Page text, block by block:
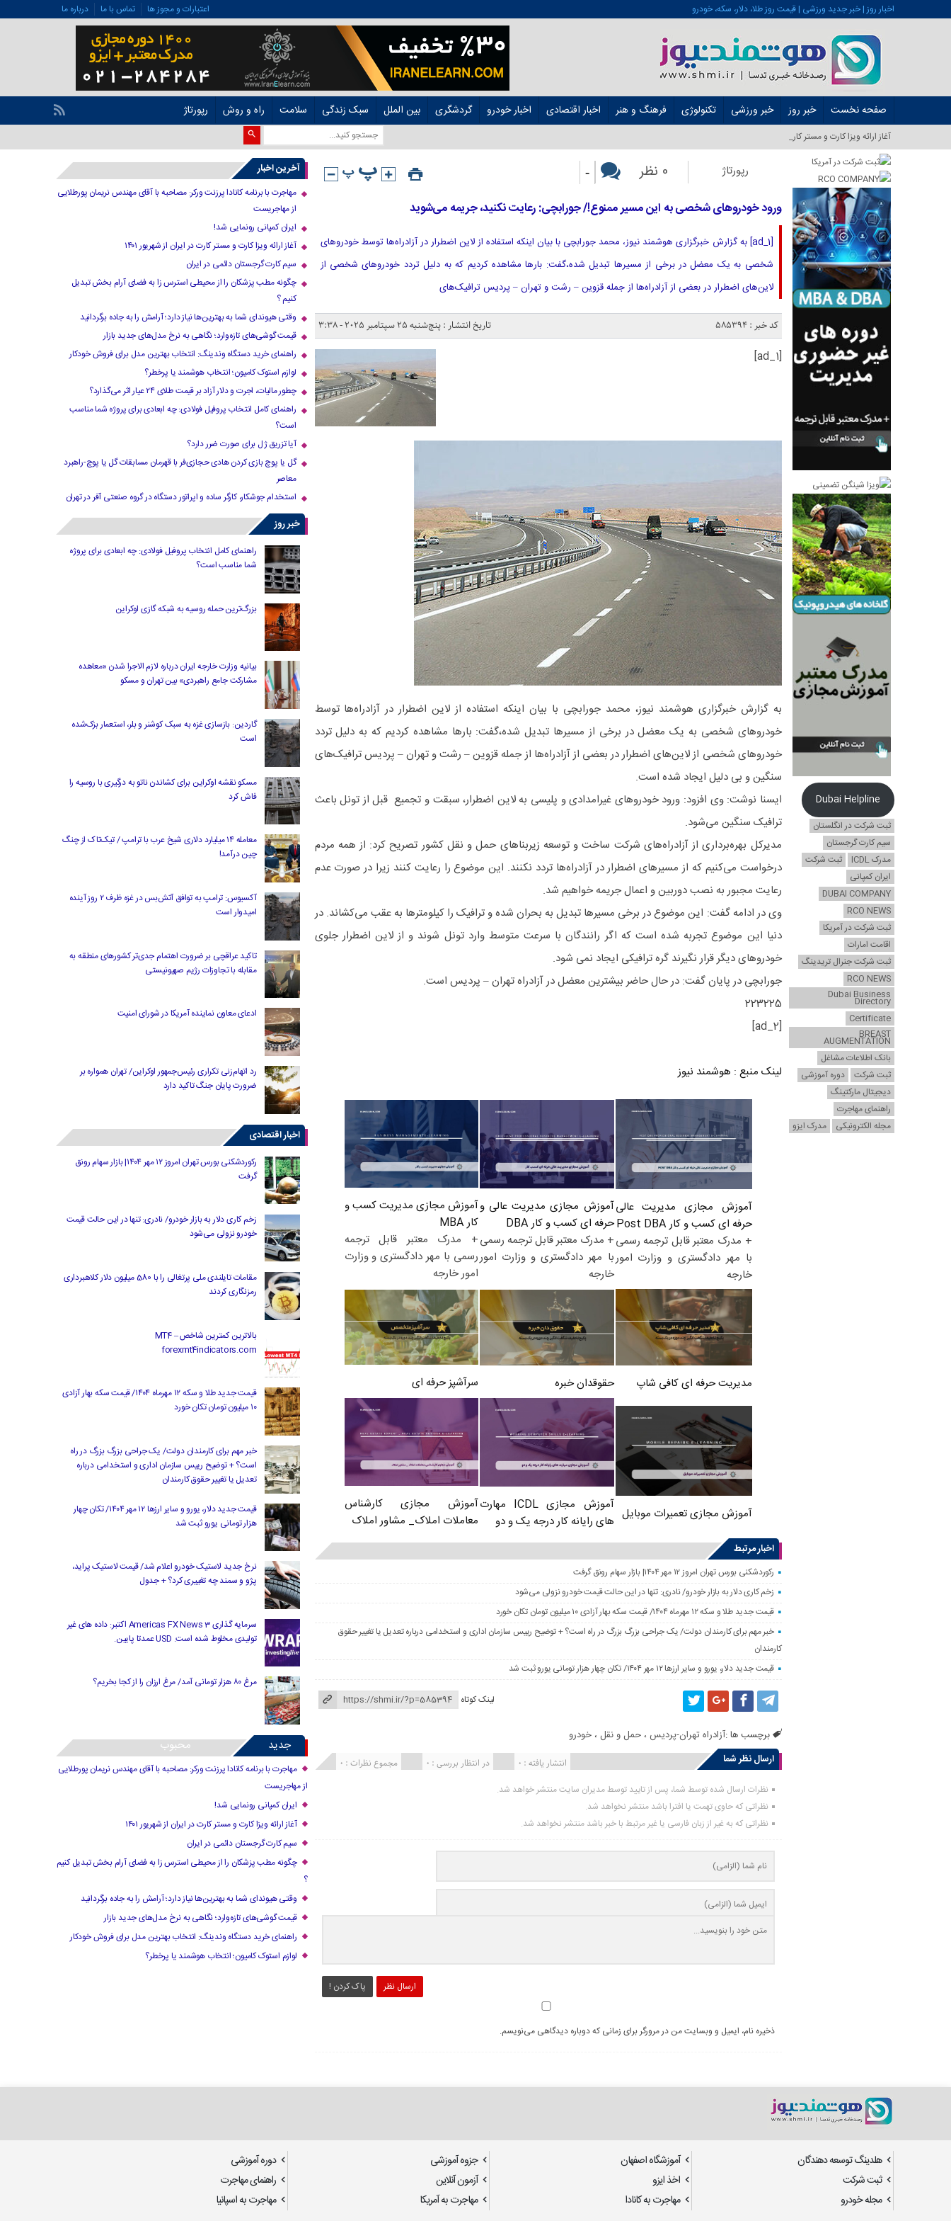
اخبار روز | خبر جدید ورزشی | قیمت روز طلا، دلار، سکه، خودرو اعتبارات و مجوز ها تماس با ما درباره ما
صفحه نخست خبر روز خبر ورزشی تکنولوژی فرهنگ و هنر اخبار اقتصادی اخبار خودرو گردشگری بین الملل سبک زندگی سلامت راه و روش رپورتاژ
آغاز ارائه ویزا کارت و مستر کارت در ایران_
رپورتاژ 0 نظر -
ورود خودروهای شخصی به این مسیر ممنوع!/ جورابچی: رعایت نکنید، جریمه می‌شوید
[ad_1] به گزارش خبرگزاری هوشمند نیوز، محمد جورابچی با بیان اینکه استفاده از لاین اضطرار در آزادراه‌ها توسط خودروهای
شخصی به یک معضل در برخی از مسیرها تبدیل شده،‌گفت: بارها مشاهده کردیم که به دلیل تردد خودروهای شخصی از
لاین‌های اضطرار در بعضی از آزادراه‌ها از جمله قزوین – رشت و تهران – پردیس ترافیک‌های
کد خبر : 585394 تاریخ انتشار : پنج‌شنبه 25 سپتامبر 2025 - 3:38
[ad_1]
به گزارش خبرگزاری هوشمند نیوز، محمد جورابچی با بیان اینکه استفاده از لاین اضطرار در آزادراه‌ها توسط
خودروهای شخصی به یک معضل در برخی از مسیرها تبدیل شده،‌گفت: بارها مشاهده کردیم که به دلیل تردد
خودروهای شخصی از لاین‌های اضطرار در بعضی از آزادراه‌ها از جمله قزوین – رشت و تهران – پردیس ترافیک‌های
سنگین و بی دلیل ایجاد شده است.
ایسنا نوشت: وی افزود: ورود خودروهای غیرامدادی و پلیسی به لاین اضطرار، سبقت و تجمیع قبل از تونل باعث
ترافیک سنگین می‌شود.
مدیرکل بهره‌برداری از آزادراه‌های شرکت ساخت و توسعه زیربناهای حمل و نقل کشور تصریح کرد: از همه مردم
درخواست می‌کنیم که از مسیرهای اضطرار در آزادراه‌ها تردد نکنند. این موضوع را رعایت کنند زیرا در صورت عدم
رعایت مجبور به نصب دوربین و اعمال جریمه خواهیم شد.
وی در ادامه گفت: این موضوع در برخی مسیرها تبدیل به بحران شده و ترافیک را کیلومترها به عقب می‌کشاند. در
دنیا این موضوع تجربه شده است که اگر رانندگان با سرعت متوسط وارد تونل شوند و از لاین اضطرار جلوی
خودروهای دیگر قرار نگیرند گره ترافیکی ایجاد نمی شود.
جورابچی در پایان گفت: در حال حاضر بیشترین معضل در آزادراه تهران – پردیس است.
223225
[ad_2]
لینک منبع : هوشمند نیوز
آموزش مجازی مدیریت عالی
حرفه ای کسب و کار Post DBA
+ مدرک معتبر قابل ترجمه رسمی
با مهر دادگستری و وزارت امور
خارجه
آموزش مجازی مدیریت عالی و
حرفه ای کسب و کار DBA
+ مدرک معتبر قابل ترجمه رسمی
با مهر دادگستری و وزارت امور
خارجه
آموزش مجازی مدیریت کسب و
کار MBA
+ مدرک معتبر قابل ترجمه
رسمی با مهر دادگستری و وزارت
امور خارجه
مدیریت حرفه ای کافی شاپ حقوقدان خبره سرآشپز حرفه ای
آموزش مجازی تعمیرات موبایل
آموزش مجازی ICDL مهارت
های رایانه کار درجه یک و دو
آموزش مجازی کارشناس
معاملات املاک_ مشاور املاک
اخبار مرتبط
رکوردشکنی بورس تهران امروز ۱۲ مهر ۱۴۰۴| بازار سهام رونق گرفت
زخم کاری دلار به بازار خودرو/ نادری: تنها در این حالت قیمت خودرو نزولی می‌شود
قیمت جدید طلا و سکه ۱۲ مهرماه ۱۴۰۴/ قیمت سکه بهار آزادی ۱۰ میلیون تومان تکان خورد
خبر مهم برای کارمندان دولت/ یک جراحی بزرگ بزرگ در راه است؟ + توضیح رییس سازمان اداری و استخدامی درباره تعدیل یا تغییر حقوق
کارمندان
قیمت جدید دلار، یورو و سایر ارزها ۱۲ مهر ۱۴۰۴/ تکان چهار هزار تومانی یورو ثبت شد
لینک کوتاه
برچسب ها :آزادراه تهران-پردیس ،حمل و نقل ،خودرو
ارسال نظر شما
مجموع نظرات : 0 در انتظار بررسی : 0 انتشار یافته : 0
نظرات ارسال شده توسط شما، پس از تایید توسط مدیران سایت منتشر خواهد شد.
نظراتی که حاوی تهمت یا افترا باشد منتشر نخواهد شد.
نظراتی که به غیر از زبان فارسی یا غیر مرتبط با خبر باشد منتشر نخواهد شد.
ارسال نظر پاک کردن !
ذخیره نام، ایمیل و وبسایت من در مرورگر برای زمانی که دوباره دیدگاهی می‌نویسم.
Dubai Helpline
ثبت شرکت در انگلستان
سیم کارت گرجستان
مدرک ICDL
ثبت شرکت
ایران کمپانی
DUBAI COMPANY
RCO NEWS
ثبت شرکت در آمریکا
اقامت امارات
ثبت شرکت جنرال تریدینگ
RCO NEWS
Dubai Business
Directory
Certificate
BREAST
AUGMENTATION
بانک اطلاعات مشاغل
ثبت شرکت
دوره آموزشی
دیجیتال مارکتینگ
راهنمای مهاجرت
مجله الکترونیکی
مدرک ایزو
آخرین اخبار
مهاجرت با برنامه کانادا پرزنت ورکر: مصاحبه با آقای مهندس نریمان پورطلایی
از مهاجریست
ایران کمپانی رونمایی شد!
آغاز ارائه ویزا کارت و مستر کارت در ایران از شهریور ۱۴۰۱
سیم کارت گرجستان دائمی در ایران
چگونه مطب پزشکان را از محیطی استرس زا به فضای آرام بخش تبدیل
کنیم ؟
وقتی هیوندای شما به بهترین‌ها نیاز دارد؛ آرامش را به جاده برگردانید
قیمت گوشی‌های تازه‌وارد؛ نگاهی به نرخ مدل‌های جدید بازار
راهنمای خرید دستگاه وندینگ: انتخاب بهترین مدل برای فروش خودکار
لوازم استوک کامیون؛ انتخاب هوشمند یا پرخطر؟
چطور مالیات، اجرت و دلار آزاد بر قیمت طلای ۲۴ عیار اثر می‌گذارد؟
راهنمای کامل انتخاب پروفیل فولادی: چه ابعادی برای پروژه شما مناسب
است؟
آیا تزریق ژل برای صورت ضرر دارد​؟
گل یا پوچ بازی کردن هادی حجازی‌فر با قهرمان مسابقات گل یا پوچ-راهبرد
معاصر
استخدام جوشکار، کارگر ساده و اپراتور دستگاه در گروه صنعتی آفر در تهران
خبر روز
راهنمای کامل انتخاب پروفیل فولادی: چه ابعادی برای پروژه
شما مناسب است؟
بزرگ‌ترین حمله روسیه به شبکه گازی اوکراین
بیانیه وزارت خارجه ایران درباره لازم‌ الاجرا شدن «معاهده
مشارکت جامع راهبردی» بین تهران و مسکو
گاردین: بازسازی غزه به سبک کوشنر و بلر، استعمار بزک‌شده
است
مسکو نقشه اوکراین برای کشاندن ناتو به درگیری با روسیه را
فاش کرد
معامله ۱۴ میلیارد دلاری شیخ عرب با ترامپ / تیک‌تاک از چنگ
چین درآمد!
آکسیوس: ترامپ به توافق آتش‌بس در غزه ظرف ۲ روز آینده
امیدوار است
تاکید عراقچی بر ضرورت اهتمام جدی‌تر کشورهای منطقه به
مقابله با تجاوزات رژیم صهیونیستی
ادعای معاون نماینده آمریکا در شورای امنیت
رد اتهام‌زنی تکراری رئیس‌جمهور اوکراین/ تهران همواره بر
ضرورت پایان جنگ تاکید دارد
اخبار اقتصادی
رکوردشکنی بورس تهران امروز ۱۲ مهر ۱۴۰۴| بازار سهام رونق
گرفت
زخم کاری دلار به بازار خودرو/ نادری: تنها در این حالت قیمت
خودرو نزولی می‌شود
مقامات تایلندی ملی پرتغالی را با 580 میلیون دلار کلاهبرداری
رمزنگاری کردند
بالاترین کمترین شاخص MT4 –
forexmt4indicators.com
قیمت جدید طلا و سکه ۱۲ مهرماه ۱۴۰۴/ قیمت سکه بهار آزادی
۱۰ میلیون تومان تکان خورد
خبر مهم برای کارمندان دولت/ یک جراحی بزرگ بزرگ در راه
است؟ + توضیح رییس سازمان اداری و استخدامی درباره
تعدیل یا تغییر حقوق کارمندان
قیمت جدید دلار، یورو و سایر ارزها ۱۲ مهر ۱۴۰۴/ تکان چهار
هزار تومانی یورو ثبت شد
نرخ جدید لاستیک خودرو اعلام شد/ قیمت لاستیک پراید،
پژو و سمند چه تغییری کرد؟ + جدول
سرمایه گذاری Americas FX News 3 اکتبر: داده های غیر
تولیدی مخلوط شده است. USD عمدتا پایین.
مرغ ۸۰ هزار تومانی آمد/ مرغ ارزان را از کجا بخریم؟
جدید محبوب
مهاجرت با برنامه کانادا پرزنت ورکر: مصاحبه با آقای مهندس نریمان پورطلایی
از مهاجریست
ایران کمپانی رونمایی شد!
آغاز ارائه ویزا کارت و مستر کارت در ایران از شهریور ۱۴۰۱
سیم کارت گرجستان دائمی در ایران
چگونه مطب پزشکان را از محیطی استرس زا به فضای آرام بخش تبدیل کنیم
؟
وقتی هیوندای شما به بهترین‌ها نیاز دارد؛ آرامش را به جاده برگردانید
قیمت گوشی‌های تازه‌وارد؛ نگاهی به نرخ مدل‌های جدید بازار
راهنمای خرید دستگاه وندینگ: انتخاب بهترین مدل برای فروش خودکار
لوازم استوک کامیون؛ انتخاب هوشمند یا پرخطر؟
هلدینگ توسعه دهندگان آموزشگاه اصفهان جزوه آموزشی
دوره آموزشی
ثبت شرکت
اخذ ایزو آزمون آنلاین
راهنمای مهاجرت
مجله خودرو
مهاجرت به کانادا مهاجرت به آمریکا مهاجرت به اسپانیا